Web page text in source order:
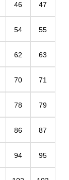
46 47
54 55
62 63
70 71
78 79
86 87
94 95